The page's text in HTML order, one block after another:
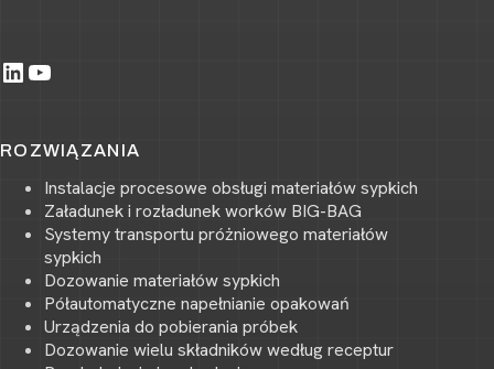
LinkedIn
YouTube
ROZWIĄZANIA
Instalacje procesowe obsługi materiałów sypkich
Załadunek i rozładunek worków BIG-BAG
Systemy transportu próżniowego materiałów
sypkich
Dozowanie materiałów sypkich
Półautomatyczne napełnianie opakowań
Urządzenia do pobierania próbek
Dozowanie wielu składników według receptur